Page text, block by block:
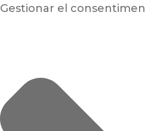
Gestionar el